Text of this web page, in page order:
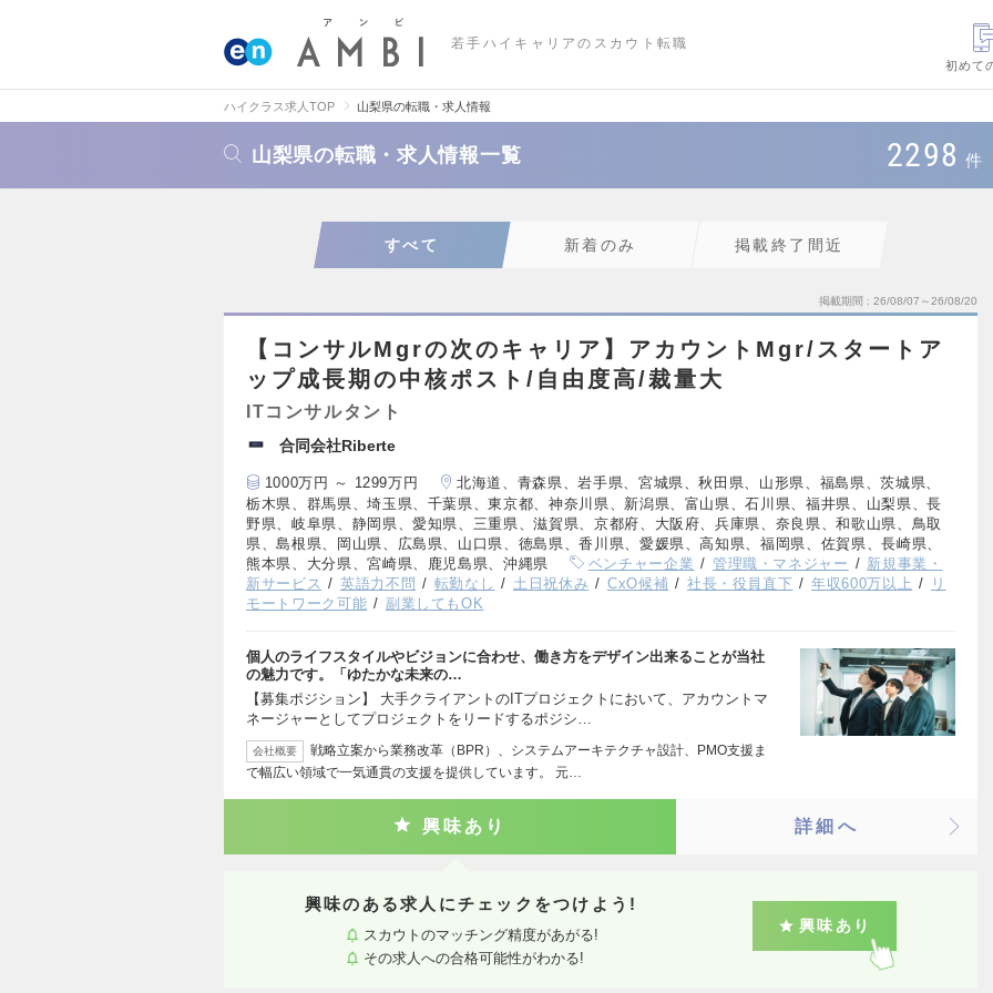
若手ハイキャリアのスカウト転職
初めて
ハイクラス求人TOP 山梨県の転職・求人情報
山梨県の転職・求人情報一覧 2298 件
すべて 新着のみ 掲載終了間近
掲載期間 26/08/07～26/08/20
【コンサルMgrの次のキャリア】アカウントMgr/スタートア
ップ成長期の中核ポスト/自由度高/裁量大
ITコンサルタント
合同会社Riberte
1000万円 ～ 1299万円
北海道、青森県、岩手県、宮城県、秋田県、山形県、福島県、茨城県、
栃木県、群馬県、埼玉県、千葉県、東京都、神奈川県、新潟県、富山県、石川県、福井県、山梨県、長
野県、岐阜県、静岡県、愛知県、三重県、滋賀県、京都府、大阪府、兵庫県、奈良県、和歌山県、鳥取
県、島根県、岡山県、広島県、山口県、徳島県、香川県、愛媛県、高知県、福岡県、佐賀県、長崎県、
熊本県、大分県、宮崎県、鹿児島県、沖縄県
ベンチャー企業 管理職・マネジャー
新規事業・
新サービス
英語力不問 転勤なし 土日祝休み CxO候補 社長・役員直下 年収600万以上
リ
モートワーク可能
副業してもOK
個人のライフスタイルやビジョンに合わせ、働き方をデザイン出来ることが当社
の魅力です。「ゆたかな未来の…
【募集ポジション】 大手クライアントのITプロジェクトにおいて、アカウントマ
ネージャーとしてプロジェクトをリードするポジシ…
会社概要
戦略立案から業務改革（BPR）、システムアーキテクチャ設計、PMO支援ま
で幅広い領域で一気通貫の支援を提供しています。 元…
興味あり 詳細へ
興味のある求人にチェックをつけよう!
スカウトのマッチング精度があがる!
その求人への合格可能性がわかる!
興味あり